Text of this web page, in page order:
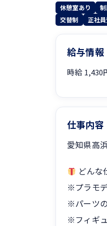
休憩室あり
交替制
正社
給与情報
時給 1,430
仕事内容
愛知県高
どんな
※プラモ
※パーツ
※フィギ